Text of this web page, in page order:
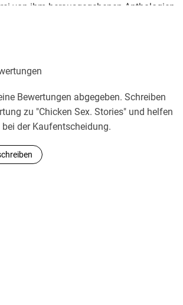
von ihm herausgegebenen Anthologien
Bewertungen abgegeben. Schreiben
zu "Chicken Sex. Stories" und helfen
der Kaufentscheidung.